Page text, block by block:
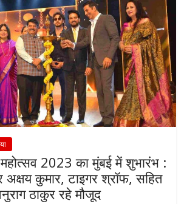
2023 का मुंबई में शुभारंभ :
अक्षय कुमार, टाइगर श्रॉफ, सहित
ठाकुर रहे मौजूद